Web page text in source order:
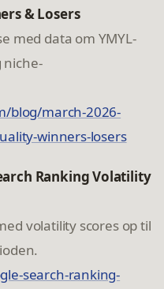
& Losers
med data om YMYL-
niche-
blog/march-2026-
winners-losers
Ranking Volatility
volatility scores op til
search-ranking-